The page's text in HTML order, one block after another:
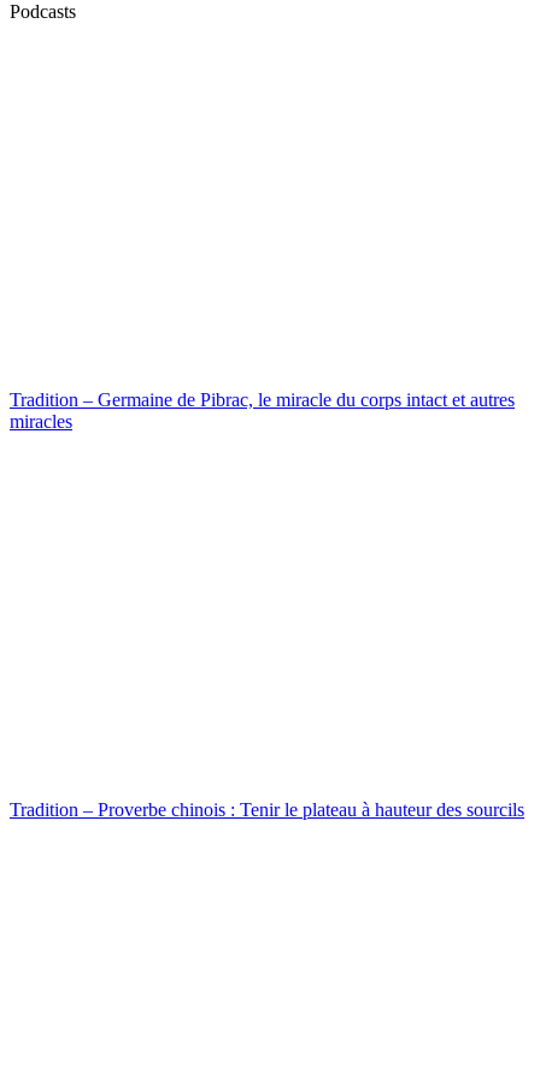
Podcasts
Tradition – Germaine de Pibrac, le miracle du corps intact et autres
miracles
Tradition – Proverbe chinois : Tenir le plateau à hauteur des sourcils